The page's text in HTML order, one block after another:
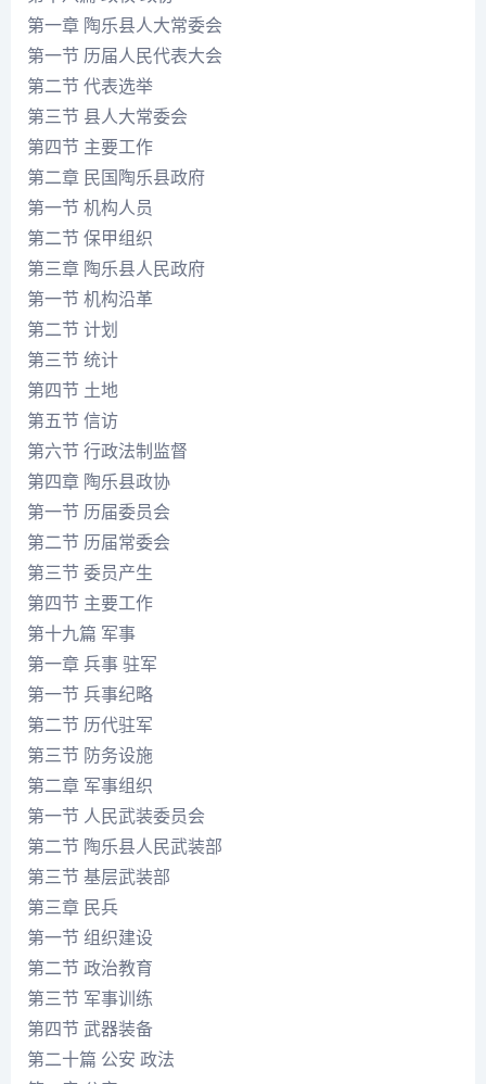
第一章 陶乐县人大常委会
第一节 历届人民代表大会
第二节 代表选举
第三节 县人大常委会
第四节 主要工作
第二章 民国陶乐县政府
第一节 机构人员
第二节 保甲组织
第三章 陶乐县人民政府
第一节 机构沿革
第二节 计划
第三节 统计
第四节 土地
第五节 信访
第六节 行政法制监督
第四章 陶乐县政协
第一节 历届委员会
第二节 历届常委会
第三节 委员产生
第四节 主要工作
第十九篇 军事
第一章 兵事 驻军
第一节 兵事纪略
第二节 历代驻军
第三节 防务设施
第二章 军事组织
第一节 人民武装委员会
第二节 陶乐县人民武装部
第三节 基层武装部
第三章 民兵
第一节 组织建设
第二节 政治教育
第三节 军事训练
第四节 武器装备
第二十篇 公安 政法